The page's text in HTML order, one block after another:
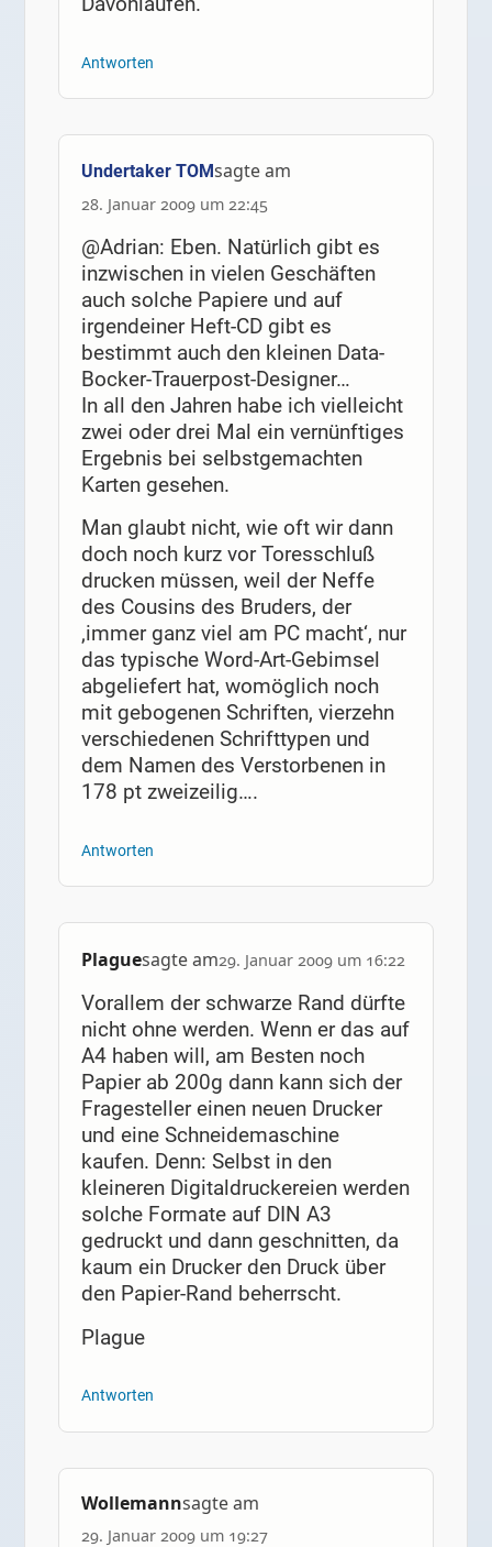
Antworten
Undertaker TOMsagte am
28. Januar 2009 um 22:45
@Adrian: Eben. Natürlich gibt es
inzwischen in vielen Geschäften
auch solche Papiere und auf
irgendeiner Heft-CD gibt es
bestimmt auch den kleinen Data-
Bocker-Trauerpost-Designer…
In all den Jahren habe ich vielleicht
zwei oder drei Mal ein vernünftiges
Ergebnis bei selbstgemachten
Karten gesehen.
Man glaubt nicht, wie oft wir dann
doch noch kurz vor Toresschluß
drucken müssen, weil der Neffe
des Cousins des Bruders, der
‚immer ganz viel am PC macht‘, nur
das typische Word-Art-Gebimsel
abgeliefert hat, womöglich noch
mit gebogenen Schriften, vierzehn
verschiedenen Schrifttypen und
dem Namen des Verstorbenen in
178 pt zweizeilig….
Antworten
Plaguesagte am29. Januar 2009 um 16:22
Vorallem der schwarze Rand dürfte
nicht ohne werden. Wenn er das auf
A4 haben will, am Besten noch
Papier ab 200g dann kann sich der
Fragesteller einen neuen Drucker
und eine Schneidemaschine
kaufen. Denn: Selbst in den
kleineren Digitaldruckereien werden
solche Formate auf DIN A3
gedruckt und dann geschnitten, da
kaum ein Drucker den Druck über
den Papier-Rand beherrscht.
Plague
Antworten
Wollemannsagte am
29. Januar 2009 um 19:27